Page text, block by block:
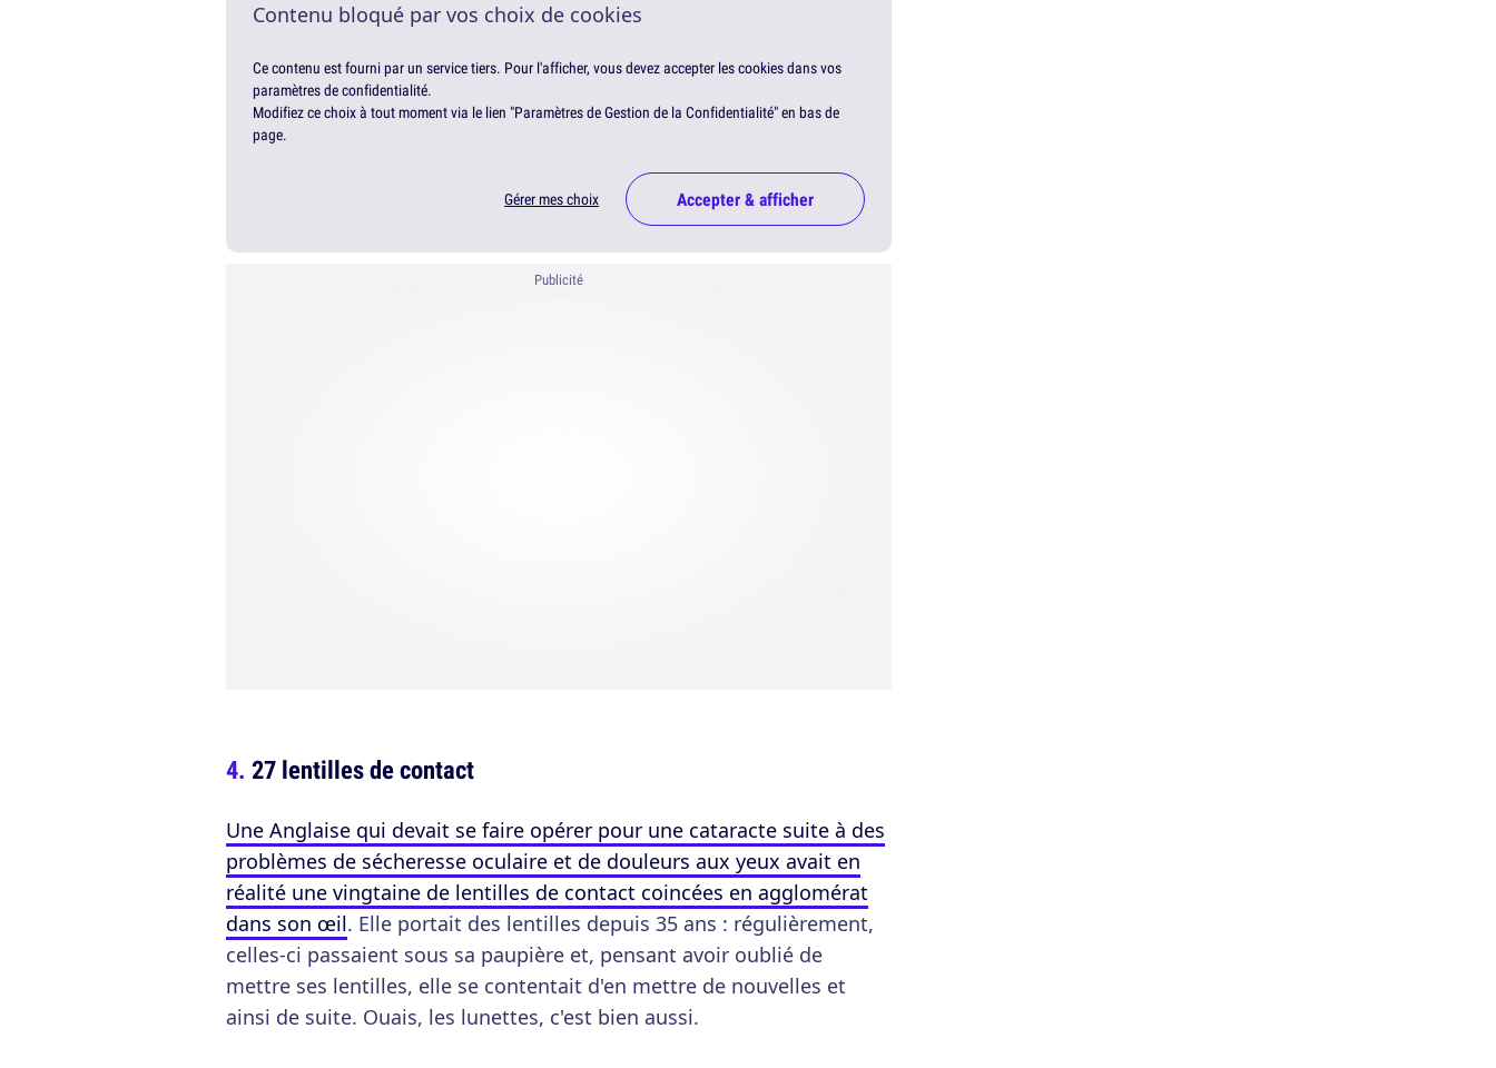
Contenu bloqué par vos choix de cookies
Ce contenu est fourni par un service tiers. Pour l'afficher, vous devez accepter les cookies dans vos
paramètres de confidentialité.
Modifiez ce choix à tout moment via le lien "Paramètres de Gestion de la Confidentialité" en bas de
page.
Gérer mes choix Accepter & afficher
Publicité
27 lentilles de contact
Une Anglaise qui devait se faire opérer pour une cataracte suite à des
problèmes de sécheresse oculaire et de douleurs aux yeux avait en
réalité une vingtaine de lentilles de contact coincées en agglomérat
dans son œil. Elle portait des lentilles depuis 35 ans : régulièrement,
celles-ci passaient sous sa paupière et, pensant avoir oublié de
mettre ses lentilles, elle se contentait d'en mettre de nouvelles et
ainsi de suite. Ouais, les lunettes, c'est bien aussi.